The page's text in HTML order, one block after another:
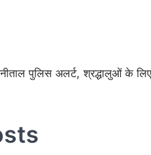
पुलिस अलर्ट, श्रद्धालुओं के